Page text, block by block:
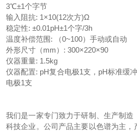
3℃±1个字节
输入阻抗: 1×10(12次方)Ω
稳定性: ±0.01pH±1个字/3h
温度补偿范围: （0~100）手动或自动
外形尺寸（mm）: 300×220×90
仪器重量: 1.5kg
仪器配置: pH复合电极1支，pH标准缓
电极1支
我们是一家专门致力于研制、生产制造
科技企业。公司产品主要以色谱为主，